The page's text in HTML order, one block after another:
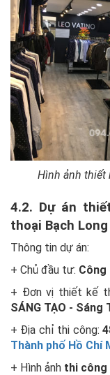
Hình ảnh thiết
4.2. Dự án
thoại Bạch
Thông tin dự án:
+ Chủ đầu tư: Công
+ Đơn vị thiết kế
SÁNG TẠO - Sáng
+ Địa chỉ thi công:
Thành phố Hồ Chí
+ Hình ảnh thi công